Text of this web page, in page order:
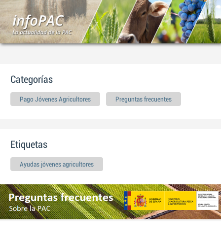
Categorías
Pago Jóvenes Agricultores Preguntas frecuentes
Etiquetas
Ayudas jóvenes agricultores